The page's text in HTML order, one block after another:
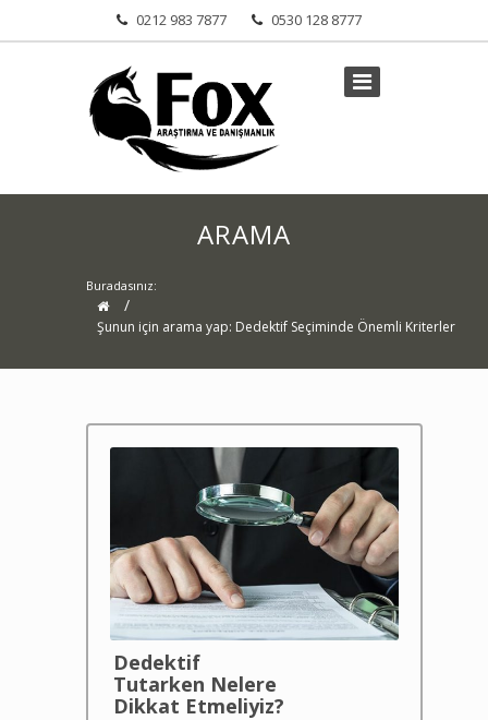
0212 983 7877 0530 128 8777
ARAMA
Buradasınız:
/
Şunun için arama yap: Dedektif Seçiminde Önemli Kriterler
Dedektif
Tutarken Nelere
Dikkat Etmeliyiz?